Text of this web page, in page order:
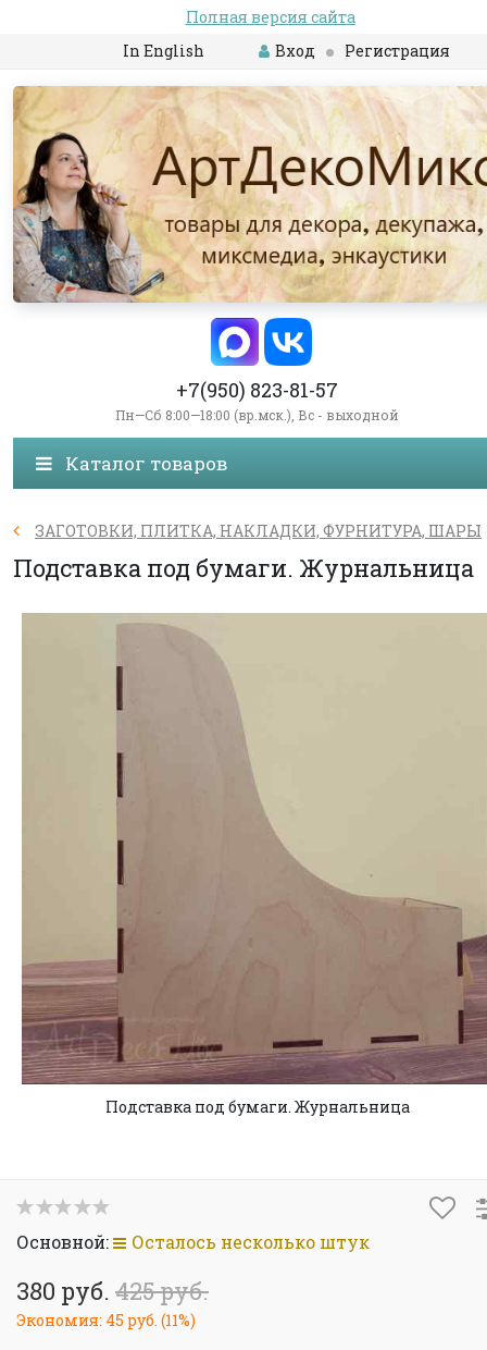
Полная версия сайта
In English
Вход Регистрация
+7(950) 823-81-57
Пн—Сб 8:00—18:00 (вр.мск.), Вс - выходной
Каталог товаров
ЗАГОТОВКИ, ПЛИТКА, НАКЛАДКИ, ФУРНИТУРА, ШАРЫ
Подставка под бумаги. Журнальница
Подставка под бумаги. Журнальница
Основной: Осталось несколько штук
380 руб. 425 руб.
Экономия: 45 руб. (11%)